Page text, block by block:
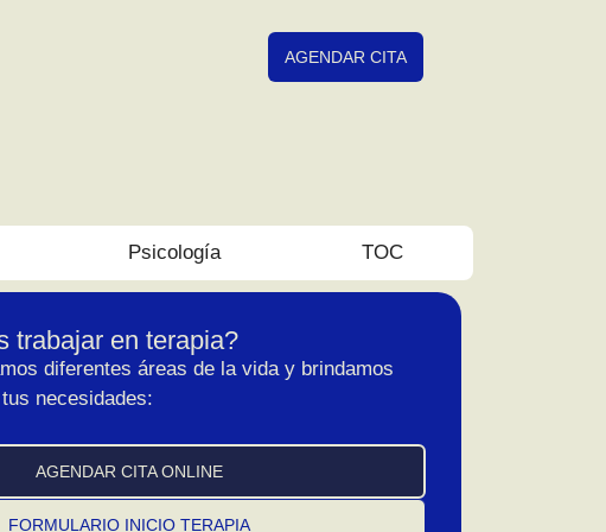
AGENDAR CITA
Psicología TOC
trabajar en terapia?
diferentes áreas de la vida y brindamos
necesidades:
AGENDAR CITA ONLINE
FORMULARIO INICIO TERAPIA